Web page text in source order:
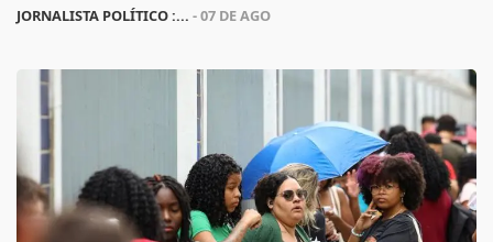
JORNALISTA POLÍTICO :... - 07 DE AGO